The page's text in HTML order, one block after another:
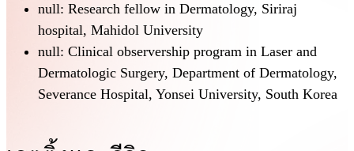
null: Research fellow in Dermatology, Siriraj
hospital, Mahidol University
null: Clinical observership program in Laser and
Dermatologic Surgery, Department of Dermatology,
Severance Hospital, Yonsei University, South Korea